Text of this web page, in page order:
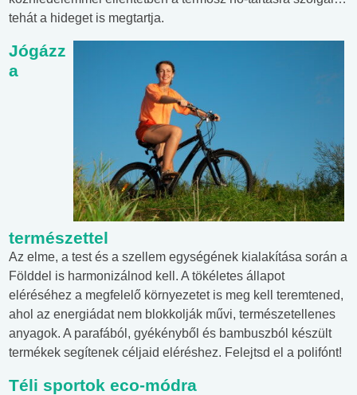
tehát a hideget is megtartja.
Jógázz
a
természettel
Az elme, a test és a szellem egységének kialakítása során a
Földdel is harmonizálnod kell. A tökéletes állapot
eléréséhez a megfelelő környezetet is meg kell teremtened,
ahol az energiádat nem blokkolják művi, természetellenes
anyagok. A parafából, gyékényből és bambuszból készült
termékek segítenek céljaid eléréshez. Felejtsd el a polifónt!
Téli sportok eco-módra